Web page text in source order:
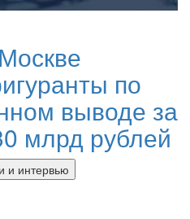
по
выводе за
млрд рублей
и интервью